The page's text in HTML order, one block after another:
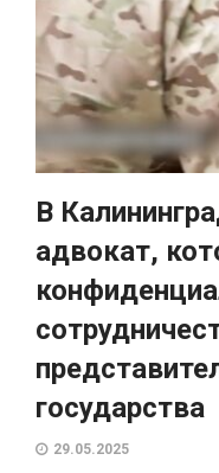
В
адвокат,
государства
29.05.2025